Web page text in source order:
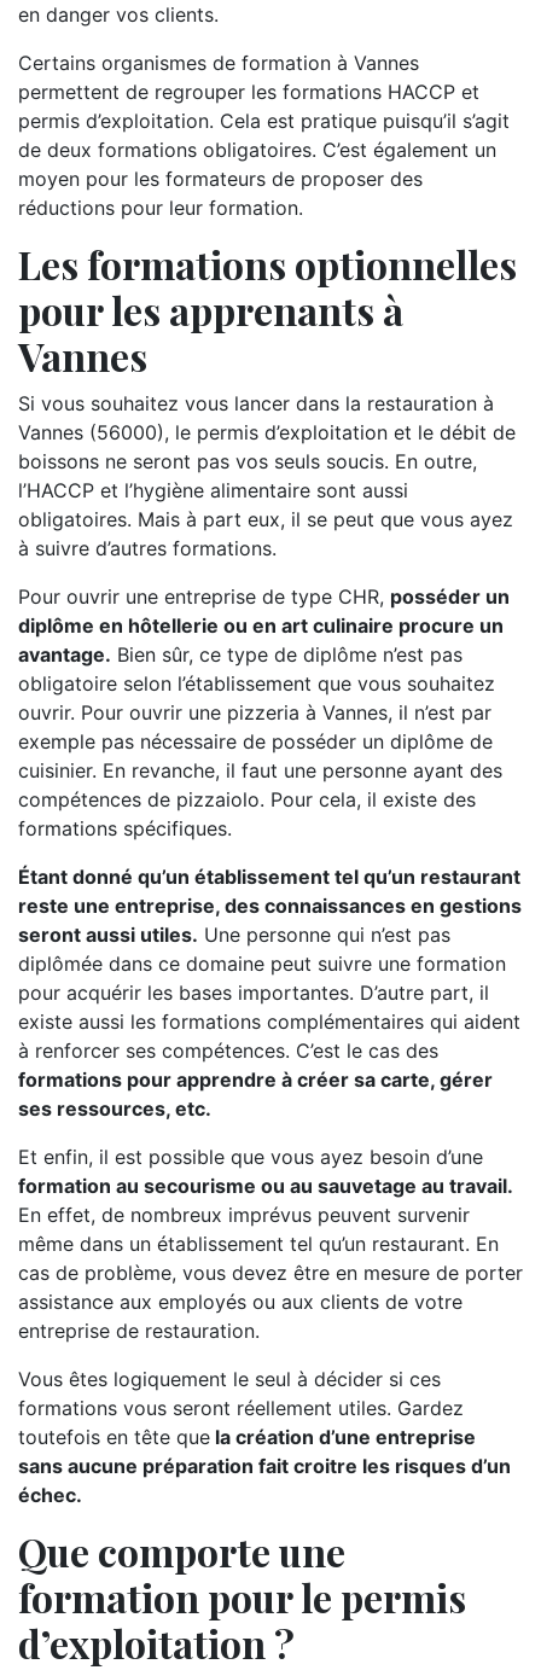
en danger vos clients.
Certains organismes de formation à Vannes
permettent de regrouper les formations HACCP et
permis d’exploitation. Cela est pratique puisqu’il s’agit
de deux formations obligatoires. C’est également un
moyen pour les formateurs de proposer des
réductions pour leur formation.
Les formations optionnelles
pour les apprenants à
Vannes
Si vous souhaitez vous lancer dans la restauration à
Vannes (56000), le permis d’exploitation et le débit de
boissons ne seront pas vos seuls soucis. En outre,
l’HACCP et l’hygiène alimentaire sont aussi
obligatoires. Mais à part eux, il se peut que vous ayez
à suivre d’autres formations.
Pour ouvrir une entreprise de type CHR, posséder un
diplôme en hôtellerie ou en art culinaire procure un
avantage. Bien sûr, ce type de diplôme n’est pas
obligatoire selon l’établissement que vous souhaitez
ouvrir. Pour ouvrir une pizzeria à Vannes, il n’est par
exemple pas nécessaire de posséder un diplôme de
cuisinier. En revanche, il faut une personne ayant des
compétences de pizzaiolo. Pour cela, il existe des
formations spécifiques.
Étant donné qu’un établissement tel qu’un restaurant
reste une entreprise, des connaissances en gestions
seront aussi utiles. Une personne qui n’est pas
diplômée dans ce domaine peut suivre une formation
pour acquérir les bases importantes. D’autre part, il
existe aussi les formations complémentaires qui aident
à renforcer ses compétences. C’est le cas des
formations pour apprendre à créer sa carte, gérer
ses ressources, etc.
Et enfin, il est possible que vous ayez besoin d’une
formation au secourisme ou au sauvetage au travail.
En effet, de nombreux imprévus peuvent survenir
même dans un établissement tel qu’un restaurant. En
cas de problème, vous devez être en mesure de porter
assistance aux employés ou aux clients de votre
entreprise de restauration.
Vous êtes logiquement le seul à décider si ces
formations vous seront réellement utiles. Gardez
toutefois en tête que la création d’une entreprise
sans aucune préparation fait croitre les risques d’un
échec.
Que comporte une
formation pour le permis
d’exploitation ?